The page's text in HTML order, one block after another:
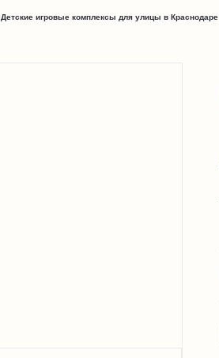
Детские игровые комплексы для улицы в Краснодаре